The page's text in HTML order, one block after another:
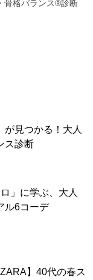
骨格バランス®診断
が見つかる！大人
ス診断
」に学ぶ、大人
ル6コーデ
】40代の春ス